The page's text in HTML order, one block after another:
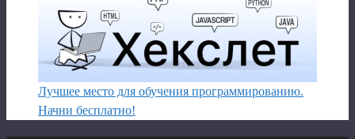
Лучшее место для обучения программированию.
Начни бесплатно!